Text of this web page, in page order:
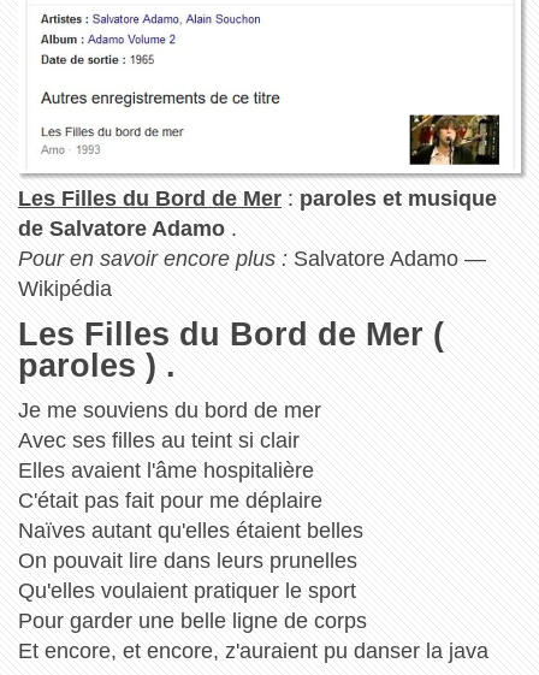
Les Filles du Bord de Mer: paroles et musique
de Salvatore Adamo.
Pour en savoir encore plus :Salvatore Adamo —
Wikipédia
Les Filles du Bord de Mer (
paroles ) .
Je me souviens du bord de mer
Avec ses filles au teint si clair
Elles avaient l'âme hospitalière
C'était pas fait pour me déplaire
Naïves autant qu'elles étaient belles
On pouvait lire dans leurs prunelles
Qu'elles voulaient pratiquer le sport
Pour garder une belle ligne de corps
Et encore, et encore, z'auraient pu danser la java